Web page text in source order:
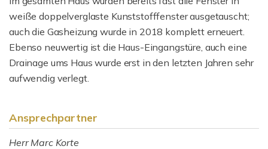
weiße doppelverglaste Kunststofffenster ausgetauscht;
auch die Gasheizung wurde in 2018 komplett erneuert.
Ebenso neuwertig ist die Haus-Eingangstüre, auch eine
Drainage ums Haus wurde erst in den letzten Jahren sehr
aufwendig verlegt.
Ansprechpartner
Herr Marc Korte